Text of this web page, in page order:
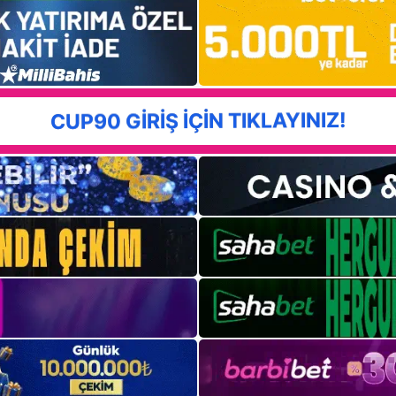
CUP90 GİRİŞ İÇİN TIKLAYINIZ!